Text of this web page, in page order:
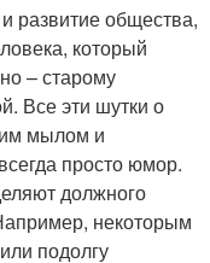
развитие общества,
который
– старому
Все эти шутки о
мылом и
просто юмор.
должного
некоторым
подолгу